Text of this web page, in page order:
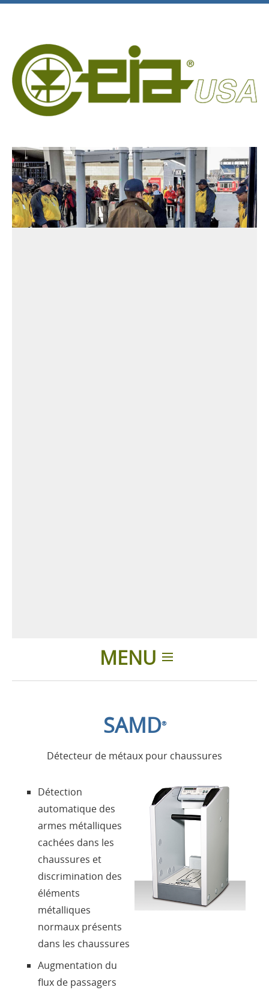
MENU
Présentation
Contacts
Login
Langue
SAMD®
Détecteur de métaux pour chaussures
Détection
automatique des
armes métalliques
cachées dans les
chaussures et
discrimination des
éléments
métalliques
normaux présents
dans les chaussures
Augmentation du
flux de passagers